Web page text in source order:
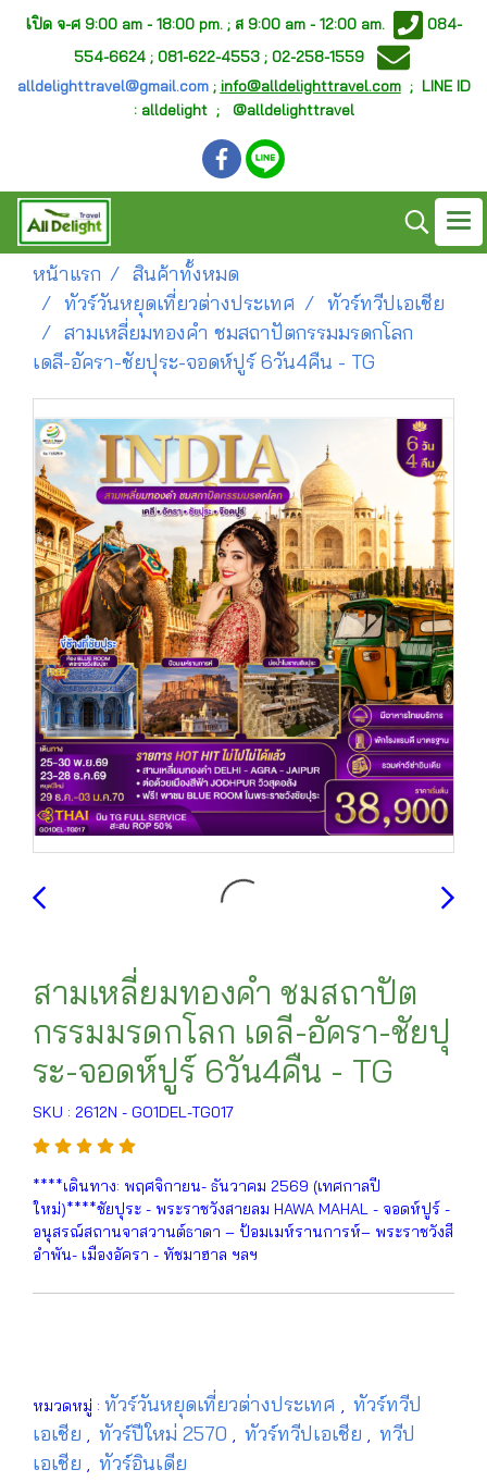
เปิด จ-ศ 9:00 am - 18:00 pm. ; ส 9:00 am - 12:00 am.
084-
554-6624 ; 081-622-4553 ; 02-258-1559
alldelighttravel@gmail.com; info@alldelighttravel.com; LINE ID
: alldelight ; @alldelighttravel
หน้าแรก
สินค้าทั้งหมด
ทัวร์วันหยุดเที่ยวต่างประเทศ
ทัวร์ทวีปเอเชีย
สามเหลี่ยมทองคำ ชมสถาปัตกรรมมรดกโลก
เดลี-อัครา-ชัยปุระ-จอดห์ปูร์ 6วัน4คืน - TG
สามเหลี่ยมทองคำ ชมสถาปัต
กรรมมรดกโลก เดลี-อัครา-ชัยปุ
ระ-จอดห์ปูร์ 6วัน4คืน - TG
SKU : 2612N - GO1DEL-TG017
****เดินทาง: พฤศจิกายน- ธันวาคม 2569 (เทศกาลปี
ใหม่)****ชัยปุระ - พระราชวังสายลม HAWA MAHAL - จอดห์ปูร์ -
อนุสรณ์สถานจาสวานต์ธาดา – ป้อมเมห์รานการห์– พระราชวังสี
อำพัน- เมืองอัครา - ทัชมาฮาล ฯลฯ
หมวดหมู่ : ทัวร์วันหยุดเที่ยวต่างประเทศ , ทัวร์ทวีป
เอเชีย , ทัวร์ปีใหม่ 2570 , ทัวร์ทวีปเอเชีย , ทวีป
เอเชีย , ทัวร์อินเดีย